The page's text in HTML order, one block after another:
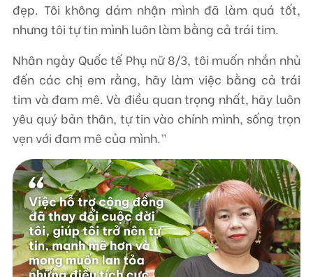
đẹp. Tôi không dám nhận mình đã làm quá tốt,
nhưng tôi tự tin mình luôn làm bằng cả trái tim.
Nhân ngày Quốc tế Phụ nữ 8/3, tôi muốn nhắn nhủ
đến các chị em rằng, hãy làm việc bằng cả trái
tim và đam mê. Và điều quan trọng nhất, hãy luôn
yêu quý bản thân, tự tin vào chính mình, sống trọn
vẹn với đam mê của mình.”